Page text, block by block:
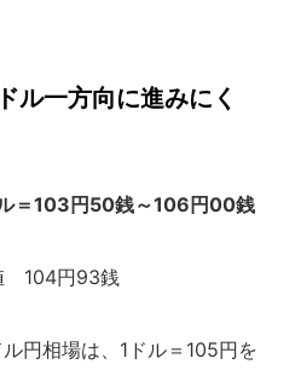
一方向に進みにく
＝103円50銭～106円00銭
104円93銭
円相場は、1ドル＝105円を